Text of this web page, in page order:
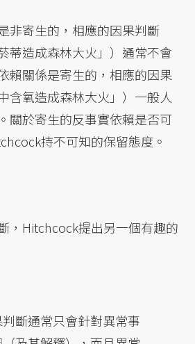
非寄生的，相應的因果判斷
蒂造成森林大火」）通常不會
賴關係是寄生的，相應的因果
含氧造成森林大火」）一般人
關於寄生的反事實依賴是否可
持不可知的保留態度。
，Hitchcock提出另一個有趣的
斷通常只會針對異常事